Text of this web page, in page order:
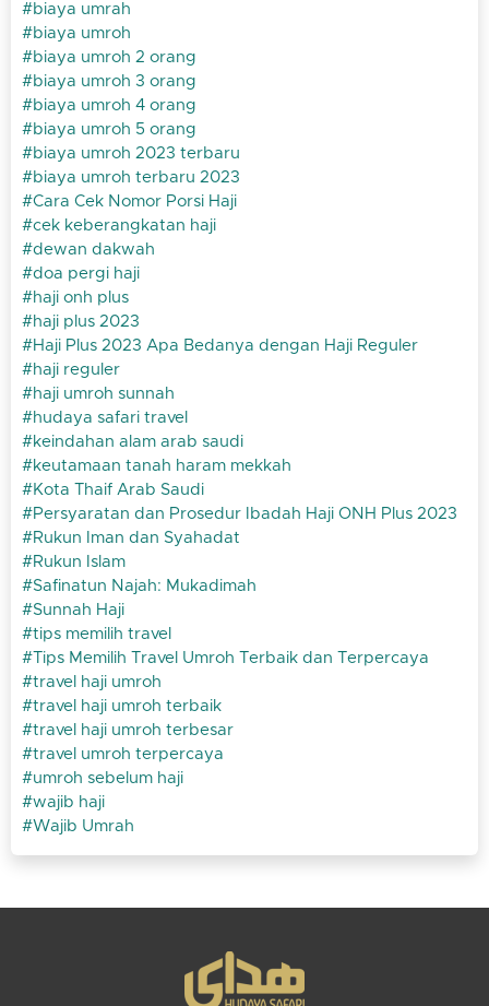
biaya umrah
biaya umroh
biaya umroh 2 orang
biaya umroh 3 orang
biaya umroh 4 orang
biaya umroh 5 orang
biaya umroh 2023 terbaru
biaya umroh terbaru 2023
Cara Cek Nomor Porsi Haji
cek keberangkatan haji
dewan dakwah
doa pergi haji
haji onh plus
haji plus 2023
Haji Plus 2023 Apa Bedanya dengan Haji Reguler
haji reguler
haji umroh sunnah
hudaya safari travel
keindahan alam arab saudi
keutamaan tanah haram mekkah
Kota Thaif Arab Saudi
Persyaratan dan Prosedur Ibadah Haji ONH Plus 2023
Rukun Iman dan Syahadat
Rukun Islam
Safinatun Najah: Mukadimah
Sunnah Haji
tips memilih travel
Tips Memilih Travel Umroh Terbaik dan Terpercaya
travel haji umroh
travel haji umroh terbaik
travel haji umroh terbesar
travel umroh terpercaya
umroh sebelum haji
wajib haji
Wajib Umrah